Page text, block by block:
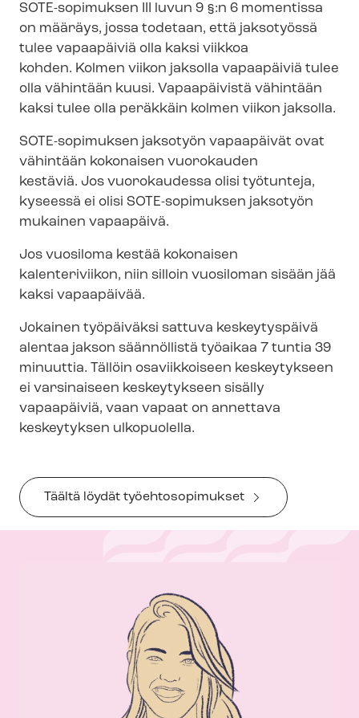
SOTE-sopimuksen III luvun 9 §:n 6 momentissa
on määräys, jossa todetaan, että jaksotyössä
tulee vapaapäiviä olla kaksi viikkoa
kohden. Kolmen viikon jaksolla vapaapäiviä tulee
olla vähintään kuusi. Vapaapäivistä vähintään
kaksi tulee olla peräkkäin kolmen viikon jaksolla.
SOTE-sopimuksen jaksotyön vapaapäivät ovat
vähintään kokonaisen vuorokauden
kestäviä. Jos vuorokaudessa olisi työtunteja,
kyseessä ei olisi SOTE-sopimuksen jaksotyön
mukainen vapaapäivä.
Jos vuosiloma kestää kokonaisen
kalenteriviikon, niin silloin vuosiloman sisään jää
kaksi vapaapäivää.
Jokainen työpäiväksi sattuva keskeytyspäivä
alentaa jakson säännöllistä työaikaa 7 tuntia 39
minuuttia. Tällöin osaviikkoiseen keskeytykseen
ei varsinaiseen keskeytykseen sisälly
vapaapäiviä, vaan vapaat on annettava
keskeytyksen ulkopuolella.
Täältä löydät työehtosopimukset